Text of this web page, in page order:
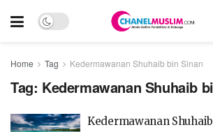
Home Tag Kedermawanan Shuhaib bin Sinan
Tag: Kedermawanan Shuhaib
Kedermawanan